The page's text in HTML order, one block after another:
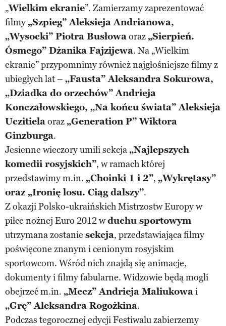
„Wielkim ekranie”. Zamierzamy zaprezentować
filmy„Szpieg” Aleksieja Andrianowa,
„Wysocki” Piotra Busłowaoraz„Sierpień.
Ósmego” Dżanika Fajzijewa. Na „Wielkim
ekranie” przypomnimy również najgłośniejsze filmy z
ubiegłych lat – „Fausta” Aleksandra Sokurowa,
„Dziadka do orzechów” Andrieja
Konczałowskiego, „Na końcu świata” Aleksieja
Uczitielaoraz„Generation P” Wiktora
Ginzburga.
Jesienne wieczory umili sekcja„Najlepszych
komedii rosyjskich”, w ramach której
przedstawimy m.in. „Choinki 1 i 2”, „Wykrętasy”
oraz „Ironię losu. Ciąg dalszy”.
Z okazji Polsko-ukraińskich Mistrzostw Europy w
piłce nożnej Euro 2012 wduchu sportowym
utrzymana zostanie sekcja, przedstawiająca filmy
poświęcone znanym i cenionym rosyjskim
sportowcom. Wśród nich znajdą się animacje,
dokumenty i filmy fabularne. Widzowie będą mogli
obejrzeć m.in. „Mecz” Andrieja Maliukowai
„Grę” Aleksandra Rogożkina.
Podczas tegorocznej edycji Festiwalu zabierzemy